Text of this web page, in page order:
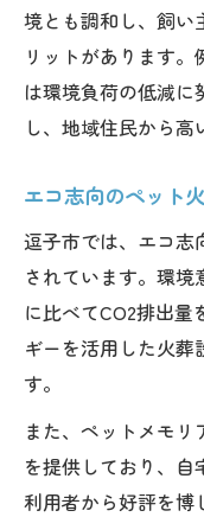
境とも調和し、飼い
リットがあります
は環境負荷の低減
し、地域住民から高
エコ志向のペット
逗子市では、エコ志
されています。環
に比べてCO2排出
ギーを活用した火
す。
また、ペットメモ
を提供しており、
利用者から好評を博